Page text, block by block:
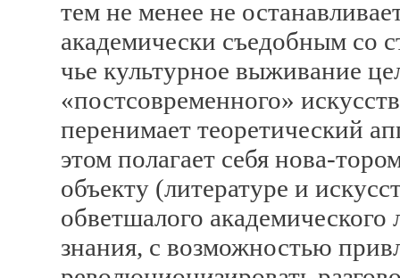
тем не менее не
академически съедобным со
чье культурное выживание
«постсовременного»
перенимает теоретический
этом полагает себя нова-
объекту (литературе и
обветшалого академического
знания, с возможностью